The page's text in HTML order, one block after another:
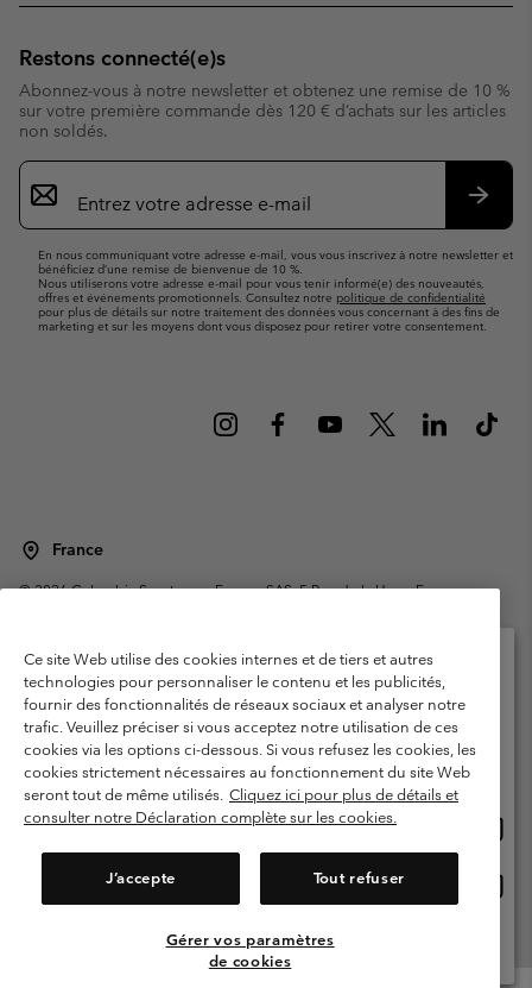
Restons connecté(e)s
Abonnez-vous à notre newsletter et obtenez une remise de 10 %
sur votre première commande dès 120 € d’achats sur les articles
non soldés.
Inscription
par
e-
En nous communiquant votre adresse e-mail, vous vous inscrivez à notre newsletter et
bénéficiez d’une remise de bienvenue de 10 %.
Nous utiliserons votre adresse e-mail pour vous tenir informé(e) des nouveautés,
offres et événements promotionnels. Consultez notre politique de confidentialité
pour plus de détails sur notre traitement des données vous concernant à des fins de
marketing et sur les moyens dont vous disposez pour retirer votre consentement.
France
©2026Columbia Sportswear Europe SAS. 5 Rue de la Haye, Espace
Garanties Légales
Politique de confidentialité
Conditions d'utilisation - Membres
Conditions D'utilisation - Contenu généré par l'utilisateur
Impressum
Cookies
Public CBCR
Ce site Web utilise des cookies internes et de tiers et autres
technologies pour personnaliser le contenu et les publicités,
fournir des fonctionnalités de réseaux sociaux et analyser notre
trafic. Veuillez préciser si vous acceptez notre utilisation de ces
cookies via les options ci-dessous. Si vous refusez les cookies, les
cookies strictement nécessaires au fonctionnement du site Web
seront tout de même utilisés. Cliquez ici pour plus de détails et
consulter notre Déclaration complète sur les cookies.
J’accepte Tout refuser
Gérer vos paramètres
de cookies
Veuillez sélectionner votre pays d’expédition et
votre langue
Achats en ligne disponibles
United States
ligne
France
Voir Tous Les Pays